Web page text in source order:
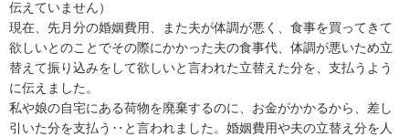
伝えていません）
現在、先月分の婚姻費用、また夫が体調が悪く、食事を買ってきて
欲しいとのことでその際にかかった夫の食事代、体調が悪いため立
替えて振り込みをして欲しいと言われた立替えた分を、支払うよう
に伝えました。
私や娘の自宅にある荷物を廃棄するのに、お金がかかるから、差し
引いた分を支払う‥と言われました。婚姻費用や夫の立替え分を人